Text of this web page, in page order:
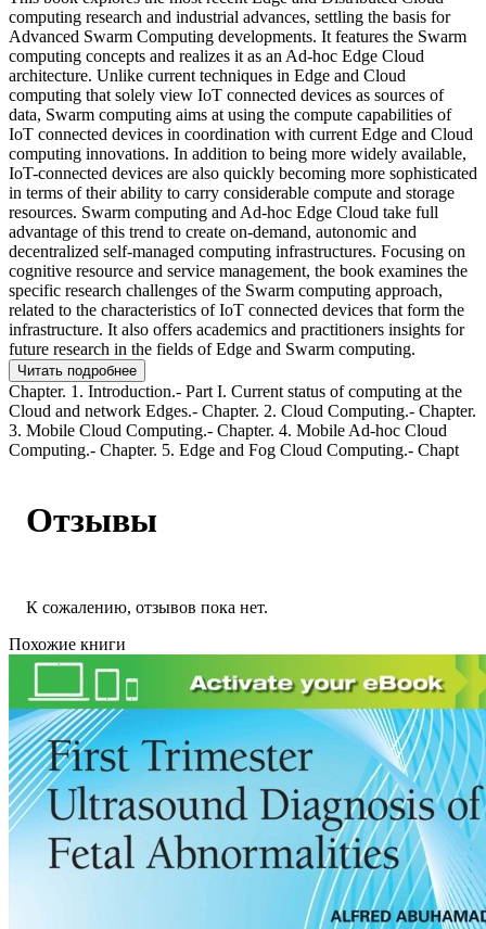
computing research and industrial advances, settling the basis for
Advanced Swarm Computing developments. It features the Swarm
computing concepts and realizes it as an Ad-hoc Edge Cloud
architecture. Unlike current techniques in Edge and Cloud
computing that solely view IoT connected devices as sources of
data, Swarm computing aims at using the compute capabilities of
IoT connected devices in coordination with current Edge and Cloud
computing innovations. In addition to being more widely available,
IoT-connected devices are also quickly becoming more sophisticated
in terms of their ability to carry considerable compute and storage
resources. Swarm computing and Ad-hoc Edge Cloud take full
advantage of this trend to create on-demand, autonomic and
decentralized self-managed computing infrastructures. Focusing on
cognitive resource and service management, the book examines the
specific research challenges of the Swarm computing approach,
related to the characteristics of IoT connected devices that form the
infrastructure. It also offers academics and practitioners insights for
future research in the fields of Edge and Swarm computing.
Читать подробнее
Chapter. 1. Introduction.- Part I. Current status of computing at the
Cloud and network Edges.- Chapter. 2. Cloud Computing.- Chapter.
3. Mobile Cloud Computing.- Chapter. 4. Mobile Ad-hoc Cloud
Computing.- Chapter. 5. Edge and Fog Cloud Computing.- Chapt
Отзывы
К сожалению, отзывов пока нет.
Похожие книги